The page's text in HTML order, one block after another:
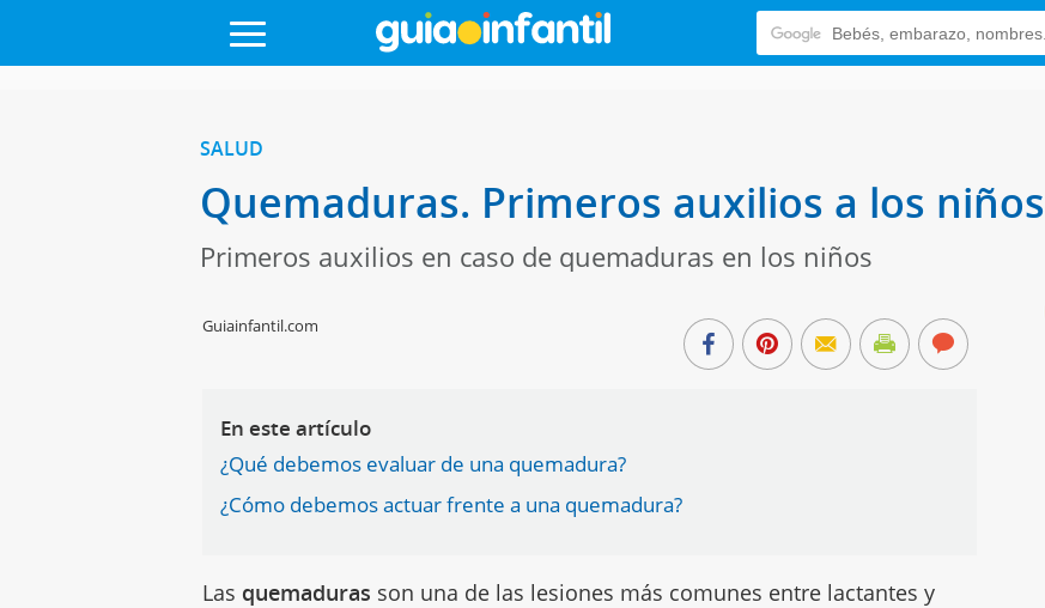
SALUD
Quemaduras. Primeros auxilios a los niños
Primeros auxilios en caso de quemaduras en los niños
Guiainfantil.com
En este artículo
¿Qué debemos evaluar de una quemadura?
¿Cómo debemos actuar frente a una quemadura?
Las quemaduras son una de las lesiones más comunes entre lactantes y